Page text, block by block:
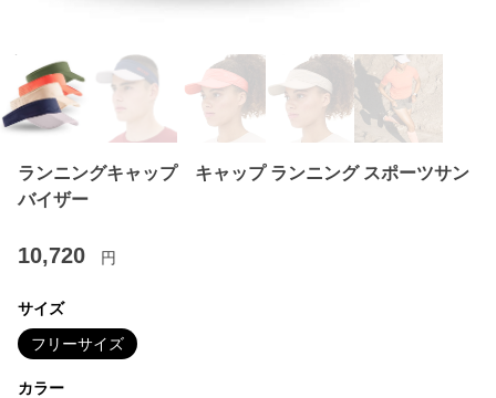
ランニングキャップ キャップ ランニング スポーツサン
バイザー
10,720 円
サイズ
フリーサイズ
カラー